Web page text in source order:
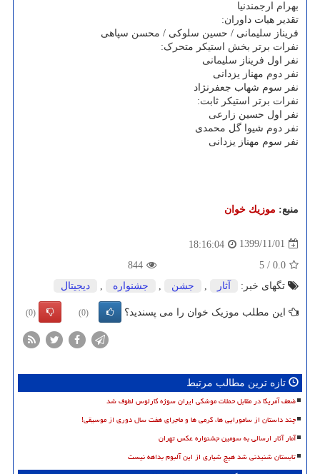
بهرام ارجمندنیا
تقدیر هیات داوران:
فریناز سلیمانی / حسین سلوکی / محسن سپاهی
نفرات برتر بخش استیکر متحرک:
نفر اول فریناز سلیمانی
نفر دوم مهناز یزدانی
نفر سوم شهاب جعفرنژاد
نفرات برتر استیکر ثابت:
نفر اول حسین زارعی
نفر دوم شیوا گل محمدی
نفر سوم مهناز یزدانی
منبع: موزیك خوان
1399/11/01
18:16:04
0.0
/
5
844
تگهای خبر:
آثار , جشن , جشنواره , دیجیتال
این مطلب موزیک خوان را می پسندید؟ (0)
(0)
تازه ترین مطالب مرتبط
ضعف آمریکا در مقابل حملات موشکی ایران سوژه کارلوس لطوف شد
چند داستان از سامورایی ها، گرمی ها و ماجرای هفت سال دوری از موسیقی!
آمار آثار ارسالی به سومین جشنواره عکس تهران
تابستان شنیدنی شد هیچ شیاری از این آلبوم بداهه نیست